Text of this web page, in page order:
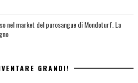
nel market del purosangue di Mondoturf. La
GRANDI!